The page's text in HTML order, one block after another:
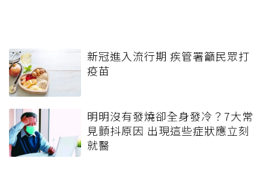
新冠進入流行期 疾管署籲民眾打
疫苗
明明沒有發燒卻全身發冷？7大常
見顫抖原因 出現這些症狀應立刻
就醫